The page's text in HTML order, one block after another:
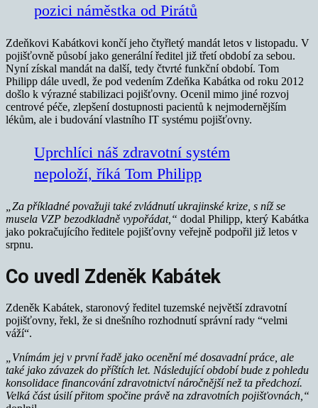
pozici náměstka od Pirátů
Zdeňkovi Kabátkovi končí jeho čtyřletý mandát letos v listopadu. V
pojišťovně působí jako generální ředitel již třetí období za sebou.
Nyní získal mandát na další, tedy čtvrté funkční období. Tom
Philipp dále uvedl, že pod vedením Zdeňka Kabátka od roku 2012
došlo k výrazné stabilizaci pojišťovny. Ocenil mimo jiné rozvoj
centrové péče, zlepšení dostupnosti pacientů k nejmodernějším
lékům, ale i budování vlastního IT systému pojišťovny.
Uprchlíci náš zdravotní systém
nepoloží, říká Tom Philipp
„Za příkladné považuji také zvládnutí ukrajinské krize, s níž se
musela VZP bezodkladně vypořádat,“ dodal Philipp, který Kabátka
jako pokračujícího ředitele pojišťovny veřejně podpořil již letos v
srpnu.
Co uvedl Zdeněk Kabátek
Zdeněk Kabátek, staronový ředitel tuzemské největší zdravotní
pojišťovny, řekl, že si dnešního rozhodnutí správní rady “velmi
váží“.
„Vnímám jej v první řadě jako ocenění mé dosavadní práce, ale
také jako závazek do příštích let. Následující období bude z pohledu
konsolidace financování zdravotnictví náročnější než ta předchozí.
Velká část úsilí přitom spočine právě na zdravotních pojišťovnách,“